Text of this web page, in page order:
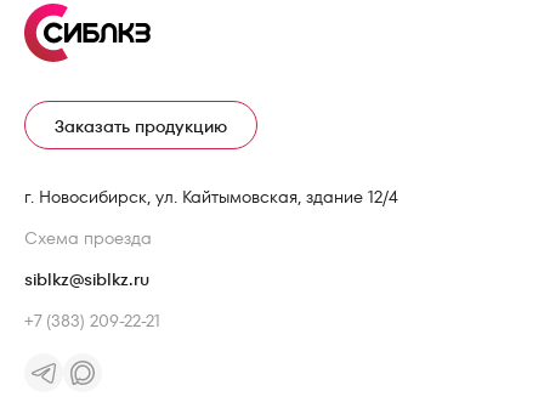
Заказать продукцию
г. Новосибирск, ул. Кайтымовская, здание 12/4
Схема проезда
siblkz@siblkz.ru
+7 (383) 209-22-21